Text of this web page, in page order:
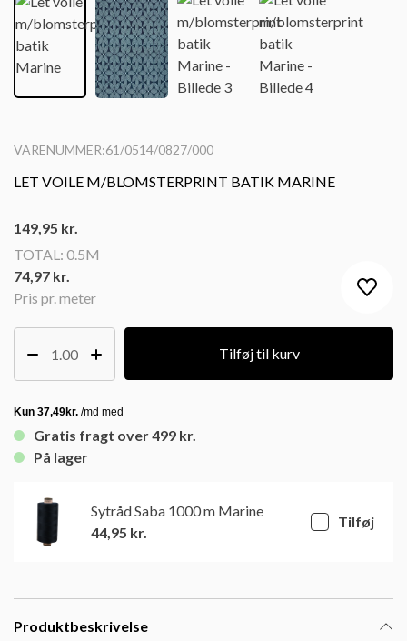
VARENUMMER:61/0514/0827/000
LET VOILE M/BLOMSTERPRINT BATIK MARINE
Pris pr. meter
149,95 kr.
TOTAL: 0.5M
74,97 kr.
Tilføj til kurv
Gratis fragt over 499 kr.
På lager
Sytråd Saba 1000 m Marine
44,95 kr.
Tilføj
Produktbeskrivelse